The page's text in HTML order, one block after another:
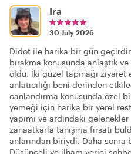
Ira
30 July 2026
Didot ile harika bir gün
bırakma konusunda anlaştık
oldu. İki güzel tapınağı
anlatıcılığı beni derinden
canlandırma konusunda özel
yemeği için harika bir yerel
yapımı ve ardındaki
zanaatkarla tanışma fırsatı
anlarından biriydi. Daha
Düşünceli ve ilham verici